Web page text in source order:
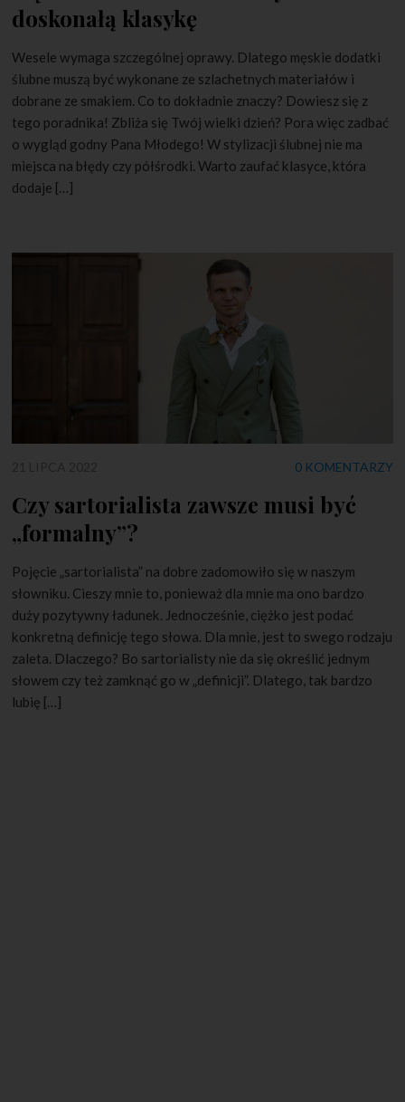
doskonałą klasykę
Wesele wymaga szczególnej oprawy. Dlatego męskie dodatki
ślubne muszą być wykonane ze szlachetnych materiałów i
dobrane ze smakiem. Co to dokładnie znaczy? Dowiesz się z
tego poradnika! Zbliża się Twój wielki dzień? Pora więc zadbać
o wygląd godny Pana Młodego! W stylizacji ślubnej nie ma
miejsca na błędy czy półśrodki. Warto zaufać klasyce, która
dodaje […]
0 KOMENTARZY
Czy sartorialista zawsze musi być
„formalny”?
Pojęcie „sartorialista” na dobre zadomowiło się w naszym
słowniku. Cieszy mnie to, ponieważ dla mnie ma ono bardzo
duży pozytywny ładunek. Jednocześnie, ciężko jest podać
konkretną definicję tego słowa. Dla mnie, jest to swego rodzaju
zaleta. Dlaczego? Bo sartorialisty nie da się określić jednym
słowem czy też zamknąć go w „definicji”. Dlatego, tak bardzo
lubię […]